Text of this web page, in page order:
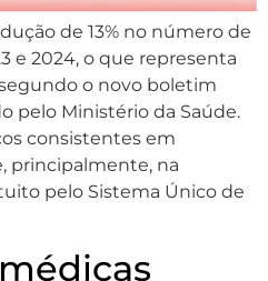
de 13% no número de
e 2024, o que representa
o novo boletim
pelo Ministério da Saúde.
consistentes em
principalmente, na
pelo Sistema Único de